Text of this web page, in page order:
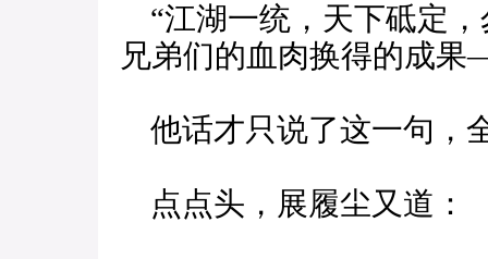
“江湖一统，天下砥定
兄弟们的血肉换得的成
他话才只说了这一句，
点点头，展履尘又道：